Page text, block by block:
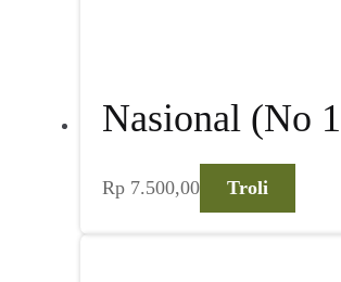
Nasional (No
Rp7.500,00 Troli